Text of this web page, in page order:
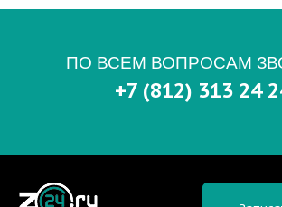
ПО ВСЕМ ВОПРОСАМ
+7 (812) 313 24